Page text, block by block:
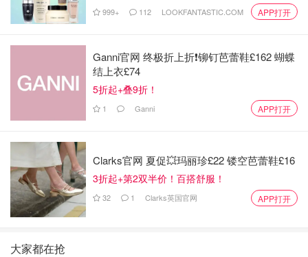
999+ 112 LOOKFANTASTIC.COM APP打开
Ganni官网 终极折上折❗️铆钉芭蕾鞋£162 蝴蝶
结上衣£74
5折起+叠9折！
1 Ganni APP打开
Clarks官网 夏促💥玛丽珍£22 镂空芭蕾鞋£16
3折起+第2双半价！百搭舒服！
32 1 Clarks英国官网 APP打开
大家都在抢